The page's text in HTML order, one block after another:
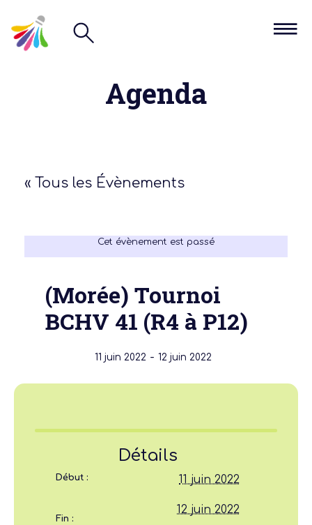
Agenda
« Tous les Évènements
Cet évènement est passé
(Morée) Tournoi
BCHV 41 (R4 à P12)
11 juin 2022 - 12 juin 2022
Détails
Début : 11 juin 2022
Fin :
12 juin 2022